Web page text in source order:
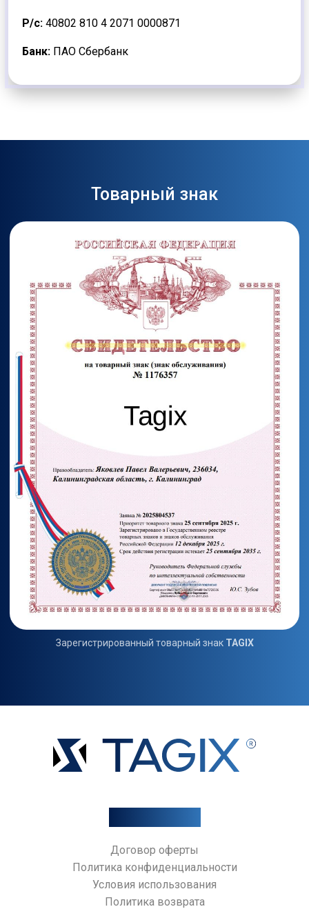
Р/с: 40802 810 4 2071 0000871
Банк: ПАО Сбербанк
Товарный знак
Зарегистрированный товарный знак TAGIX
Договор оферты
Политика конфиденциальности
Условия использования
Политика возврата
AI-АССИСТЕНТ TAGIX